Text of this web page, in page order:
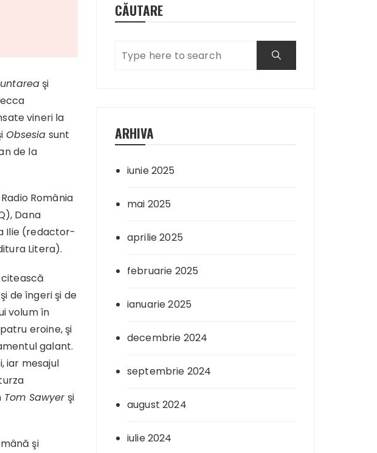
şi
vineri la
Obsesia sunt
de la
România
Dana
Ilie (redactor-
Litera).
citească
de îngeri şi de
volum în
eroine, şi
galant.
iar mesajul
Tom Sawyerşi
şi
CĂUTARE
ARHIVA
iunie 2025
mai 2025
aprilie 2025
februarie 2025
ianuarie 2025
decembrie 2024
septembrie 2024
august 2024
iulie 2024